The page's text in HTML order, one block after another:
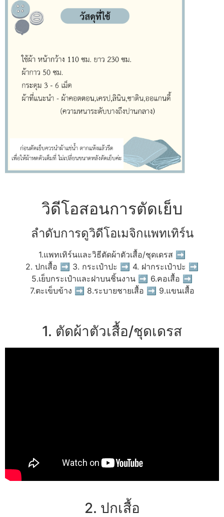
วิดีโอสอนการตัดเย็บ
ลำดับการดูวิดีโอเมจิกแพทเทิร์น
1.แพทเทิร์นและวิธีตัดผ้าตัวเสื้อ/ชุดเดรส ➡
2. ปกเสื้อ ➡ 3. กระเป๋าปะ ➡ 4. ฝากระเป๋าปะ ➡
5.เย็บกระเป๋าและฝาบนชิ้นงาน ➡ 6.คอเสื้อ ➡
7.ตะเข็บข้าง ➡ 8.ระบายชายเสื้อ ➡ 9.แขนเสื้อ
1. ตัดผ้าตัวเสื้อ/ชุดเดรส
2. ปกเสื้อ